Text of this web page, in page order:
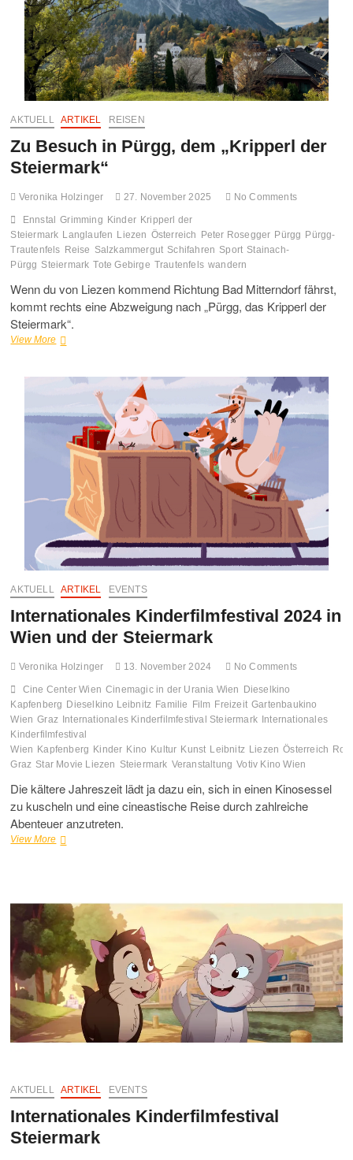
AKTUELL ARTIKEL REISEN
Zu Besuch in Pürgg, dem „Kripperl der
Steiermark“
Veronika Holzinger 27. November 2025 No Comments
Ennstal Grimming Kinder Kripperl der
Steiermark Langlaufen Liezen Österreich Peter Rosegger Pürgg Pürgg-
Trautenfels Reise Salzkammergut Schifahren Sport Stainach-
Pürgg Steiermark Tote Gebirge Trautenfels wandern
Wenn du von Liezen kommend Richtung Bad Mitterndorf fährst,
kommt rechts eine Abzweigung nach „Pürgg, das Kripperl der
Steiermark“.
View MoreZu
Pürgg,
Steiermark“
AKTUELL ARTIKEL EVENTS
Internationales Kinderfilmfestival 2024 in
Wien und der Steiermark
Veronika Holzinger 13. November 2024 No Comments
Cine Center Wien Cinemagic in der Urania Wien
Dieselkino
Kapfenberg Dieselkino Leibnitz Familie Film Freizeit Gartenbaukino
Wien Graz Internationales Kinderfilmfestival Steiermark
Internationales
Kinderfilmfestival
Wien Kapfenberg Kinder Kino Kultur Kunst Leibnitz Liezen Österreich
Graz Star Movie Liezen Steiermark Veranstaltung Votiv Kino Wien
Die kältere Jahreszeit lädt ja dazu ein, sich in einen Kinosessel
zu kuscheln und eine cineastische Reise durch zahlreiche
Abenteuer anzutreten.
View MoreInternationales
und
der
Steiermark
AKTUELL ARTIKEL EVENTS
Internationales Kinderfilmfestival
Steiermark